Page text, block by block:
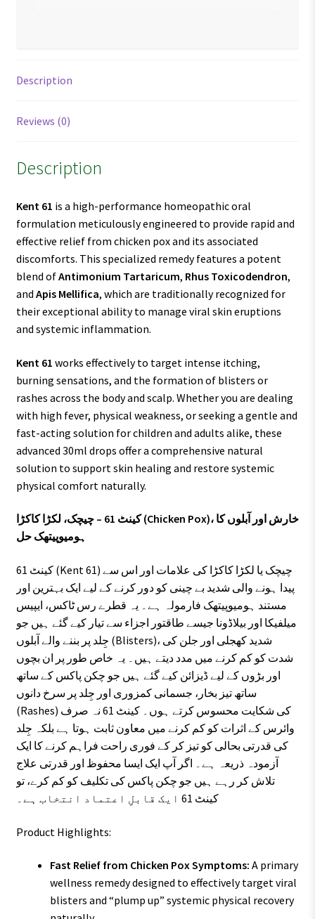
Description
Reviews (0)
Description
Kent 61 is a high-performance homeopathic oral
formulation meticulously engineered to provide rapid and
effective relief from chicken pox and its associated
discomforts. This specialized remedy features a potent
blend ofAntimonium Tartaricum, Rhus Toxicodendron,
and Apis Mellifica, which are traditionally recognized for
their exceptional ability to manage viral skin eruptions
and systemic inflammation.
Kent 61 works effectively to target intense itching,
burning sensations, and the formation of blisters or
rashes across the body and scalp. Whether you are dealing
with high fever, physical weakness, or seeking a gentle and
fast-acting solution for children and adults alike, these
advanced 30ml drops offer a comprehensive natural
solution to support skin healing and restore systemic
physical comfort naturally.
کینٹ 61 – چیچک، لکڑا کاکڑا (Chicken Pox)، خارش اور آبلوں کا
ہومیوپیتھک حل
کینٹ 61 (Kent 61) چیچک یا لکڑا کاکڑا کی علامات اور اس سے
پیدا ہونے والی شدید بے چینی کو دور کرنے کے لیے ایک بہترین اور
مستند ہومیوپیتھک فارمولہ ہے۔ یہ قطرے رس ٹاکس، ایپیس
میلفیکا اور بیلاڈونا جیسے طاقتور اجزاء سے تیار کیے گئے ہیں جو
جِلد پر بننے والے آبلوں (Blisters)، شدید کھجلی اور جلن کی
شدت کو کم کرنے میں مدد دیتے ہیں۔ یہ خاص طور پر ان بچوں
اور بڑوں کے لیے ڈیزائن کیے گئے ہیں جو چکن پاکس کے ساتھ
ساتھ تیز بخار، جسمانی کمزوری اور جِلد پر سرخ دانوں
(Rashes) کی شکایت محسوس کرتے ہوں۔ کینٹ 61 نہ صرف
وائرس کے اثرات کو کم کرنے میں معاون ثابت ہوتا ہے بلکہ جِلد
کی قدرتی بحالی کو تیز کر کے فوری راحت فراہم کرنے کا ایک
آزمودہ ذریعہ ہے۔ اگر آپ ایک ایسا محفوظ اور قدرتی علاج
تلاش کر رہے ہیں جو چکن پاکس کی تکلیف کو کم کرے، تو
کینٹ 61 ایک قابلِ اعتماد انتخاب ہے۔
Product Highlights:
Fast Relief from Chicken Pox Symptoms: A primary
wellness remedy designed to effectively target viral
blisters and “plump up” systemic physical recovery